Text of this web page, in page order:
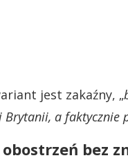
jest zakaźny, „
a faktycznie
bez